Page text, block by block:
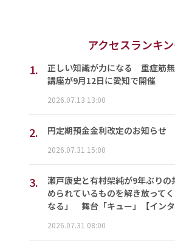
アクセスランキ
1.
正しい知識が力になる 重症筋
講座が9月12日に愛知で開催
2026.07.13 13:00
2. 円定期預金金利改定のお知らせ
2026.07.31 15:00
3.
瀬戸康史と有村架純が9年ぶりの
められているものを解き放って
なる」 舞台「キュー」【インタ
2026.07.31 08:00